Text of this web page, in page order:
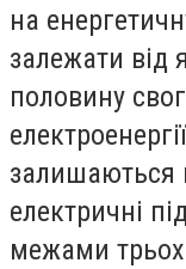
на
залежати від
половину
залишаються
електричні
межами